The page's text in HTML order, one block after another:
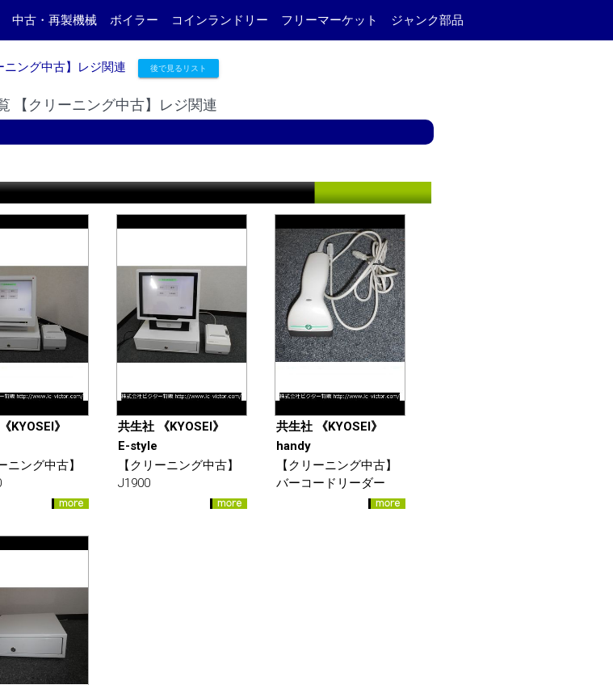
中古・再製機械 ボイラー コインランドリー フリーマーケット ジャンク部品
ニング中古】レジ関連 後で見るリスト
【クリーニング中古】レジ関連
KYOSEI》
ニング中古】
共生社 《KYOSEI》
E-style
【クリーニング中古】
J1900
共生社 《KYOSEI》
handy
【クリーニング中古】
バーコードリーダー